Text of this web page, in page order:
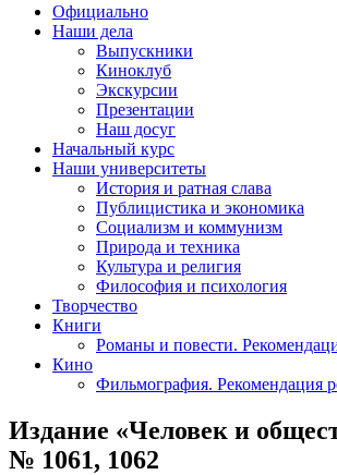
Официально
Наши дела
Выпускники
Киноклуб
Экскурсии
Презентации
Наш досуг
Начальный курс
Наши университеты
История и ратная слава
Публицистика и экономика
Социализм и коммунизм
Природа и техника
Культура и религия
Философия и психология
Творчество
Книги
Романы и повести.
Кино
Фильмография. Рекомендация
Издание «Человек и
№ 1061, 1062